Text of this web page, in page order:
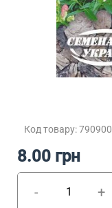
Код товару: 790900
- +
8.00 грн